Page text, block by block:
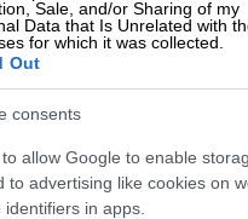
Sale, and/or Sharing of my
Data that Is Unrelated with
for which it was collected.
Out
consents
allow Google to enable
to advertising like cookies on
identifiers in apps.
ότι το
εξειδικεύεται σε
περιστατικά
κύματα της
covid, πλέονίσα
για τον κορονοϊό.